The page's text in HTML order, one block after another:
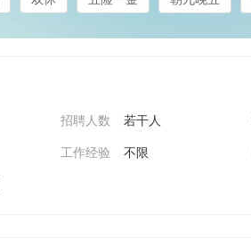
招聘人数 若干人
工作经验 不限